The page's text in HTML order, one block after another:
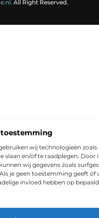
toestemming
wij technologieën zoals
slaan en/of te raadplegen. Door
wij gegevens zoals
je geen toestemming geeft of
invloed hebben op
All Right Reserved.